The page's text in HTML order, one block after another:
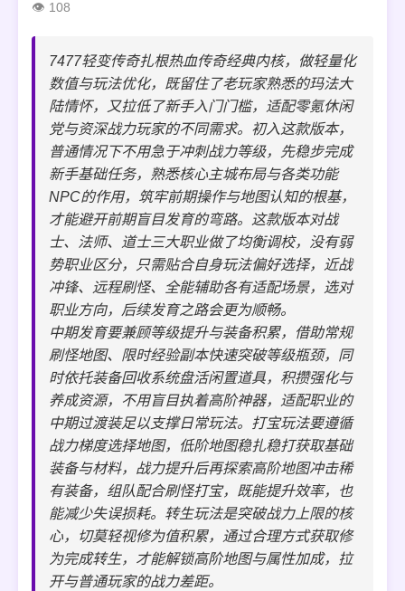
108
7477轻变传奇扎根热血传奇经典内核，做轻量化
数值与玩法优化，既留住了老玩家熟悉的玛法大
陆情怀，又拉低了新手入门门槛，适配零氪休闲
党与资深战力玩家的不同需求。初入这款版本，
普通情况下不用急于冲刺战力等级，先稳步完成
新手基础任务，熟悉核心主城布局与各类功能
NPC的作用，筑牢前期操作与地图认知的根基，
才能避开前期盲目发育的弯路。这款版本对战
士、法师、道士三大职业做了均衡调校，没有弱
势职业区分，只需贴合自身玩法偏好选择，近战
冲锋、远程刷怪、全能辅助各有适配场景，选对
职业方向，后续发育之路会更为顺畅。
中期发育要兼顾等级提升与装备积累，借助常规
刷怪地图、限时经验副本快速突破等级瓶颈，同
时依托装备回收系统盘活闲置道具，积攒强化与
养成资源，不用盲目执着高阶神器，适配职业的
中期过渡装足以支撑日常玩法。打宝玩法要遵循
战力梯度选择地图，低阶地图稳扎稳打获取基础
装备与材料，战力提升后再探索高阶地图冲击稀
有装备，组队配合刷怪打宝，既能提升效率，也
能减少失误损耗。转生玩法是突破战力上限的核
心，切莫轻视修为值积累，通过合理方式获取修
为完成转生，才能解锁高阶地图与属性加成，拉
开与普通玩家的战力差距。